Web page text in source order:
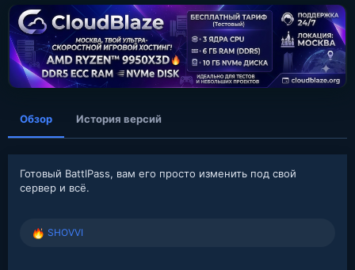
о
з
д
а
н
и
я
Обзор История версий
Готовый BattlPass, вам его просто изменить под свой
сервер и всё.
Р
SHOVVI